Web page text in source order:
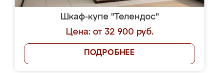
Шкаф-купе "Телендос"
Цена: от 32 900 руб.
ПОДРОБНЕЕ